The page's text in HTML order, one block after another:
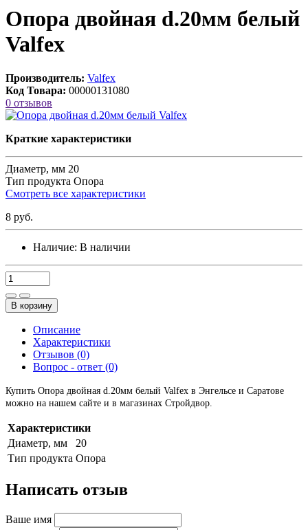
Опора двойная d.20мм белый
Valfex
Производитель: Valfex
Код Товара: 00000131080
0 отзывов
Краткие характеристики
Диаметр, мм 20
Тип продукта Опора
Смотреть все характеристики
8 руб.
Наличие: В наличии
В корзину
Описание
Характеристики
Отзывов (0)
Вопрос - ответ (0)
Купить Опора двойная d.20мм белый Valfex в Энгельсе и Саратове
можно на нашем сайте и в магазинах Стройдвор.
Характеристики
Диаметр, мм
20
Тип продукта Опора
Написать отзыв
Ваше имя